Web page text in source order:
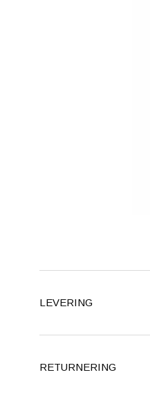
LEVERING
RETURNERING